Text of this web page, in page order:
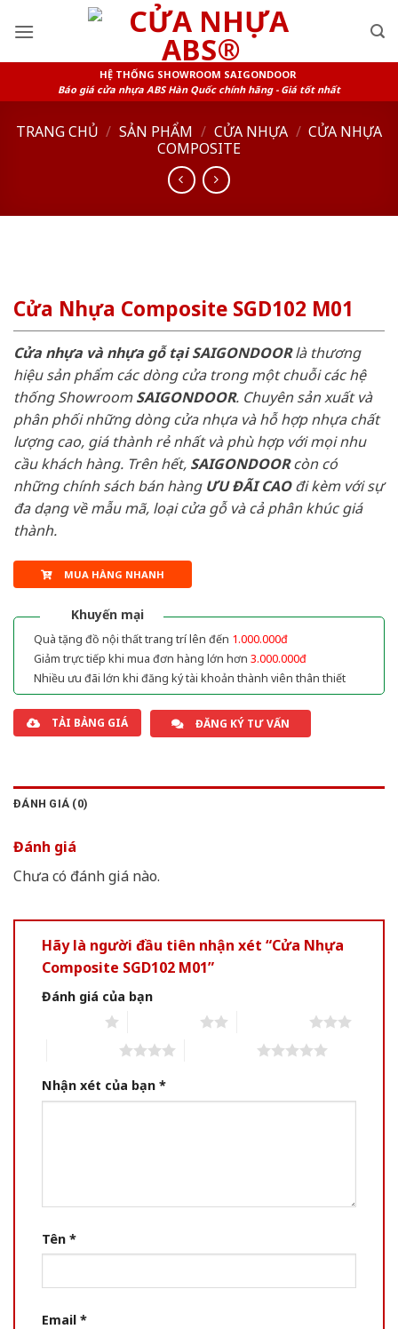
HỆ THỐNG SHOWROOM SAIGONDOOR
Báo giá cửa nhựa ABS Hàn Quốc chính hãng - Giá tốt nhất
TRANG CHỦ / SẢN PHẨM / CỬA NHỰA / CỬA NHỰA
COMPOSITE
Cửa Nhựa Composite SGD102 M01
Cửa nhựa và nhựa gỗ tại SAIGONDOORlà thương
hiệu sản phẩm các dòng cửa trong một chuỗi các hệ
thống ShowroomSAIGONDOOR. Chuyên sản xuất và
phân phối những dòng cửa nhựa và hỗ hợp nhựa chất
lượng cao, giá thành rẻ nhất và phù hợp với mọi nhu
cầu khách hàng. Trên hết, SAIGONDOORcòn có
những chính sách bán hàng ƯU ĐÃI CAOđi kèm với sự
đa dạng về mẫu mã, loại cửa gỗ và cả phân khúc giá
thành.
MUA HÀNG NHANH
Khuyến mại
Quà tặng đồ nội thất trang trí lên đến 1.000.000đ
Giảm trực tiếp khi mua đơn hàng lớn hơn 3.000.000đ
Nhiều ưu đãi lớn khi đăng ký tài khoản thành viên thân thiết
TẢI BẢNG GIÁ ĐĂNG KÝ TƯ VẤN
ĐÁNH GIÁ (0)
Đánh giá
Chưa có đánh giá nào.
Hãy là người đầu tiên nhận xét “Cửa Nhựa
Composite SGD102 M01”
Đánh giá của bạn
Nhận xét của bạn *
Tên *
Email *